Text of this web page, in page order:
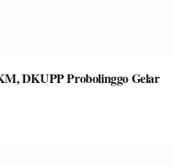
DKUPP Probolinggo Gelar